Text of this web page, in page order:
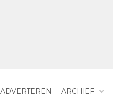
ADVERTEREN ARCHIEF